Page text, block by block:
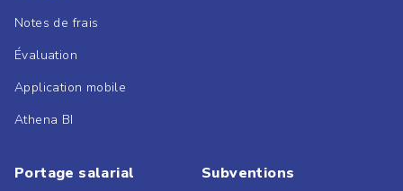
Notes de frais
Évaluation
Application mobile
Athena BI
Portage salarial Subventions